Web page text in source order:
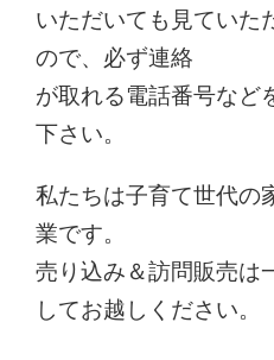
いただいても見ていた
ので、必ず連絡
が取れる電話番号など
下さい。
私たちは子育て世代の
業です。
売り込み＆訪問販売は
してお越しください。